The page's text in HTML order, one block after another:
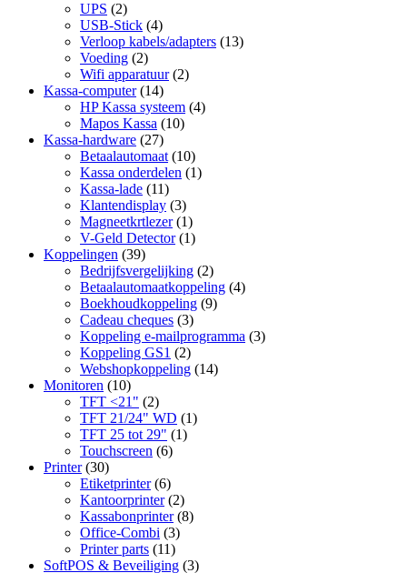
UPS (2)
USB-Stick (4)
Verloop kabels/adapters (13)
Voeding (2)
Wifi apparatuur (2)
Kassa-computer (14)
HP Kassa systeem (4)
Mapos Kassa (10)
Kassa-hardware (27)
Betaalautomaat (10)
Kassa onderdelen (1)
Kassa-lade (11)
Klantendisplay (3)
Magneetkrtlezer (1)
V-Geld Detector (1)
Koppelingen (39)
Bedrijfsvergelijking (2)
Betaalautomaatkoppeling (4)
Boekhoudkoppeling (9)
Cadeau cheques (3)
Koppeling e-mailprogramma (3)
Koppeling GS1 (2)
Webshopkoppeling (14)
Monitoren (10)
TFT <21" (2)
TFT 21/24" WD (1)
TFT 25 tot 29" (1)
Touchscreen (6)
Printer (30)
Etiketprinter (6)
Kantoorprinter (2)
Kassabonprinter (8)
Office-Combi (3)
Printer parts (11)
SoftPOS & Beveiliging (3)